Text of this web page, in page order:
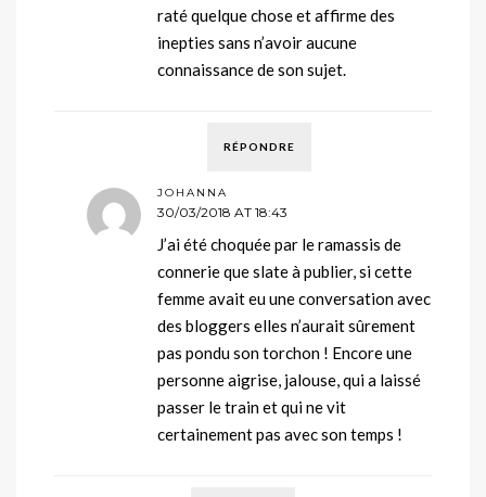
raté quelque chose et affirme des
inepties sans n’avoir aucune
connaissance de son sujet.
RÉPONDRE
JOHANNA
30/03/2018 AT 18:43
J’ai été choquée par le ramassis de
connerie que slate à publier, si cette
femme avait eu une conversation avec
des bloggers elles n’aurait sûrement
pas pondu son torchon ! Encore une
personne aigrise, jalouse, qui a laissé
passer le train et qui ne vit
certainement pas avec son temps !